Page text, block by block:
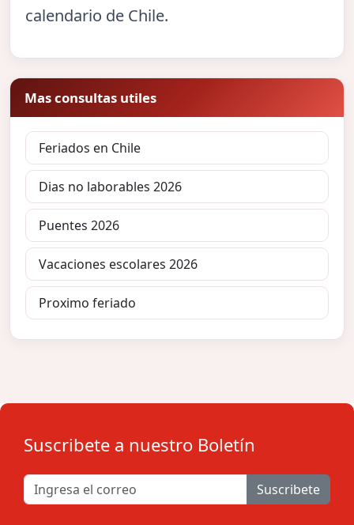
calendario de Chile.
Mas consultas utiles
Feriados en Chile
Dias no laborables 2026
Puentes 2026
Vacaciones escolares 2026
Proximo feriado
Suscribete a nuestro Boletín
Suscribete